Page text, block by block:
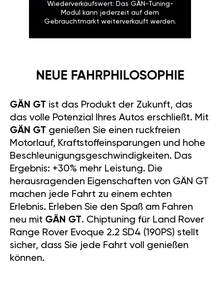
Wiederverkaufswert: Das GÄN-Tuning-
Modul kann jederzeit auf dem
Gebrauchtmarkt weiterverkauft werden.
NEUE FAHRPHILOSOPHIE
GÄN GT ist das Produkt der Zukunft, das
das volle Potenzial Ihres Autos erschließt. Mit
GÄN GT genießen Sie einen ruckfreien
Motorlauf, Kraftstoffeinsparungen und hohe
Beschleunigungsgeschwindigkeiten. Das
Ergebnis: +30% mehr Leistung. Die
herausragenden Eigenschaften von GÄN GT
machen jede Fahrt zu einem echten
Erlebnis. Erleben Sie den Spaß am Fahren
neu mit GÄN GT. Chiptuning für Land Rover
Range Rover Evoque 2.2 SD4 (190PS) stellt
sicher, dass Sie jede Fahrt voll genießen
können.